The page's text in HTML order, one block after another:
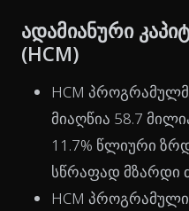
ადამიანური
(HCM)
HCM
მიაღწია 58.7
11.7% წლიური
სწრაფად მზარდი
HCM